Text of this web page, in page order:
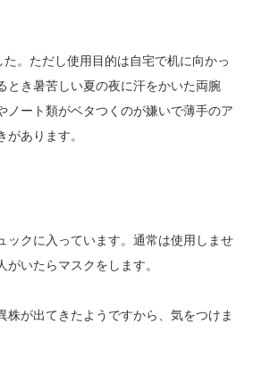
。ただし使用目的は自宅で机に向かっ
とき暑苦しい夏の夜に汗をかいた両腕
ノート類がベタつくのが嫌いで薄手のア
あります。
ックに入っています。通常は使用しませ
がいたらマスクをします。
株が出てきたようですから、気をつけま